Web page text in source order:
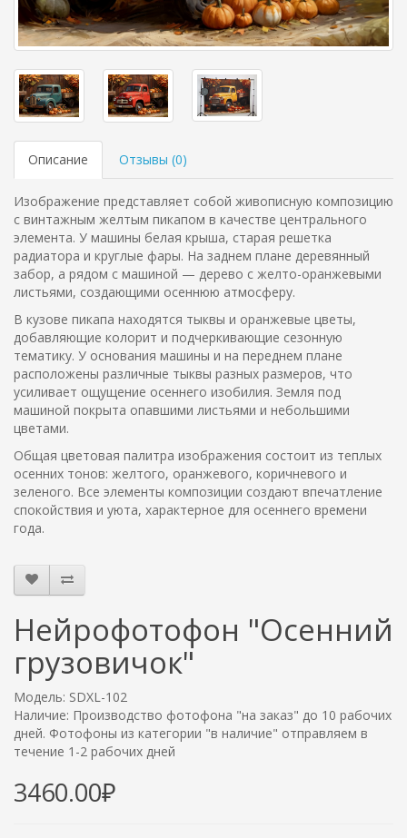
Описание Отзывы (0)
Изображение представляет собой живописную композицию
с винтажным желтым пикапом в качестве центрального
элемента. У машины белая крыша, старая решетка
радиатора и круглые фары. На заднем плане деревянный
забор, а рядом с машиной — дерево с желто-оранжевыми
листьями, создающими осеннюю атмосферу.
В кузове пикапа находятся тыквы и оранжевые цветы,
добавляющие колорит и подчеркивающие сезонную
тематику. У основания машины и на переднем плане
расположены различные тыквы разных размеров, что
усиливает ощущение осеннего изобилия. Земля под
машиной покрыта опавшими листьями и небольшими
цветами.
Общая цветовая палитра изображения состоит из теплых
осенних тонов: желтого, оранжевого, коричневого и
зеленого. Все элементы композиции создают впечатление
спокойствия и уюта, характерное для осеннего времени
года.
Нейрофотофон "Осенний
грузовичок"
Модель: SDXL-102
Наличие: Производство фотофона "на заказ" до 10 рабочих
дней. Фотофоны из категории "в наличие" отправляем в
течение 1-2 рабочих дней
3460.00₽